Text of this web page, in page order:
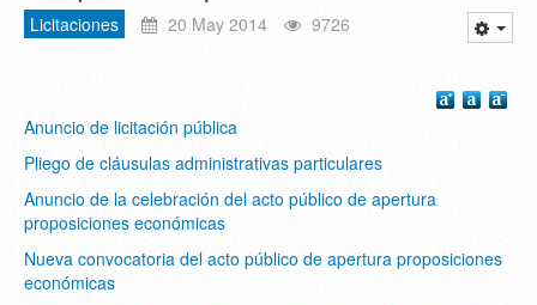
Licitaciones 20 May 2014 9726
Anuncio de licitación pública
Pliego de cláusulas administrativas particulares
Anuncio de la celebración del acto público de apertura
proposiciones económicas
Nueva convocatoria del acto público de apertura proposiciones
económicas